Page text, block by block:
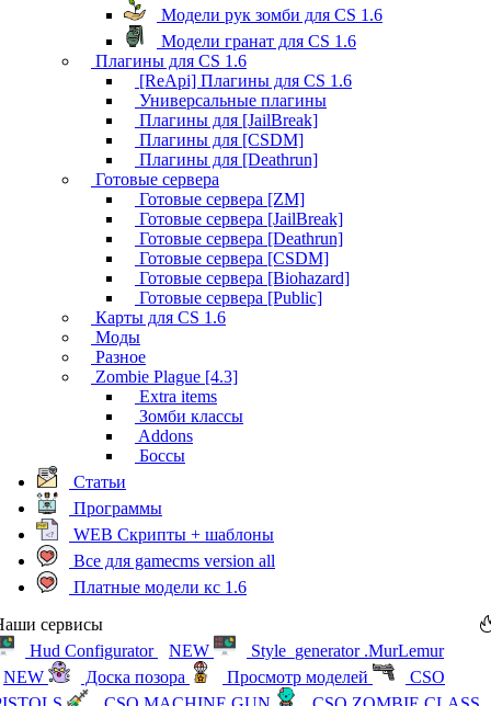
Модели рук зомби для CS 1.6
Модели гранат для CS 1.6
Плагины для CS 1.6
[ReApi] Плагины для CS 1.6
Универсальные плагины
Плагины для [JailBreak]
Плагины для [CSDM]
Плагины для [Deathrun]
Готовые сервера
Готовые сервера [ZM]
Готовые сервера [JailBreak]
Готовые сервера [Deathrun]
Готовые сервера [CSDM]
Готовые сервера [Biohazard]
Готовые сервера [Public]
Карты для CS 1.6
Моды
Разное
Zombie Plague [4.3]
Extra items
Зомби классы
Addons
Боссы
Статьи
Программы
WEB Скрипты + шаблоны
Все для gamecms version all
Платные модели кс 1.6
сервисы
Hud Configurator
NEW
Style_generator .MurLemur
NEW
Доска позора Просмотр моделей
CSO